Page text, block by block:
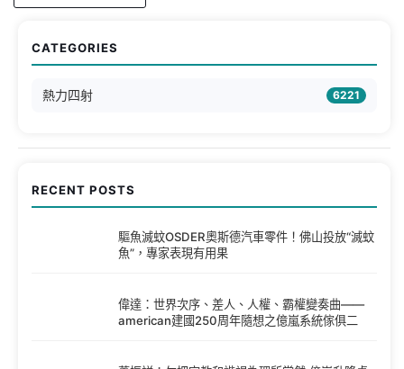
CATEGORIES
熱力四射 6221
RECENT POSTS
驅魚滅蚊OSDER奧斯德汽車零件！佛山投放“滅蚊
魚”，專家表現有用果
偉達：世界次序、差人、人權、霸權變奏曲——
american建國250周年隨想之億嵐系統傢俱二